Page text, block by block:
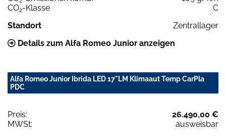
CO2-Klasse
C
Standort
Zentrallager
Details zum Alfa Romeo Junior anzeigen
Alfa Romeo Junior Ibrida LED 17"LM Klimaaut Temp CarPla
PDC
Preis:
26.490,00 €
MWSt:
ausweisbar